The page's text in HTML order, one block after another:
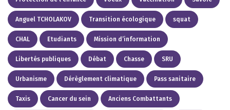
Anguel TCHOLAKOV Transition écologique squat
CHAL Etudiants Mission d’information
Libertés publiques Débat Chasse SRU
Urbanisme Dérèglement climatique Pass sanitaire
Taxis Cancer du sein Anciens Combattants